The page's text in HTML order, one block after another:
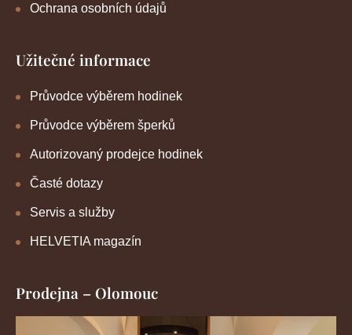
Ochrana osobních údajů
Užitečné informace
Průvodce výběrem hodinek
Průvodce výběrem šperků
Autorizovaný prodejce hodinek
Časté dotazy
Servis a služby
HELVETIA magazín
Prodejna – Olomouc